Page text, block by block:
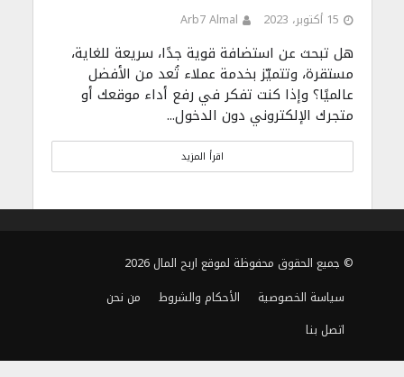
15 أكتوبر، 2023 Arb7 Almal
هل تبحث عن استضافة قوية جدًا، سريعة للغاية،
مستقرة، وتتميّز بخدمة عملاء تُعد من الأفضل
عالميًا؟ وإذا كنت تفكر في رفع أداء موقعك أو
متجرك الإلكتروني دون الدخول...
اقرأ المزيد
© جميع الحقوق محفوظة لموقع اربح المال 2026
سياسة الخصوصية
الأحكام والشروط
من نحن
اتصل بنا